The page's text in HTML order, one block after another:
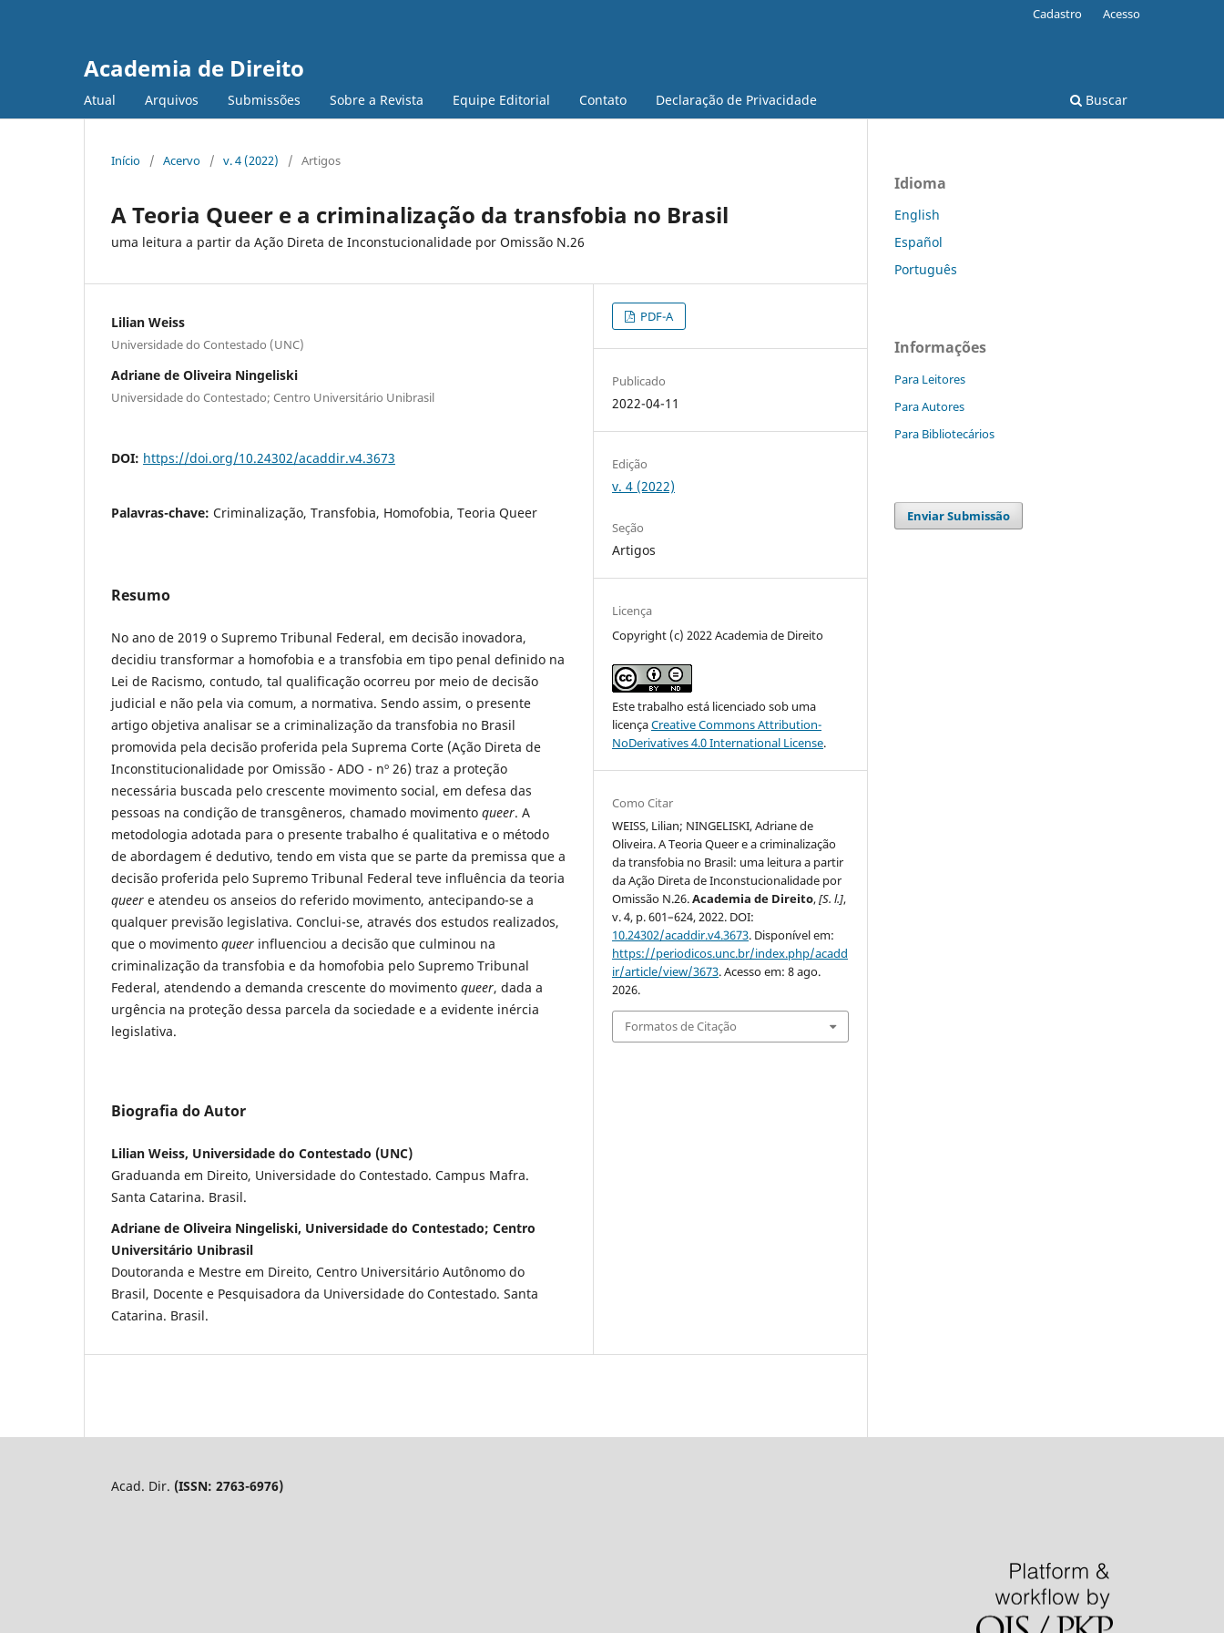
Academia de Direito
Atual Arquivos Submissões Sobre a Revista Equipe Editorial Contato Declaração de Privacidade Buscar
Cadastro Acesso
Início / Acervo / v. 4 (2022) / Artigos
A Teoria Queer e a criminalização da transfobia no Brasil
uma leitura a partir da Ação Direta de Inconstucionalidade por Omissão N.26
Lilian Weiss
Universidade do Contestado (UNC)
Adriane de Oliveira Ningeliski
Universidade do Contestado; Centro Universitário Unibrasil
DOI: https://doi.org/10.24302/acaddir.v4.3673
Palavras-chave: Criminalização, Transfobia, Homofobia, Teoria Queer
Resumo
No ano de 2019 o Supremo Tribunal Federal, em decisão inovadora,
decidiu transformar a homofobia e a transfobia em tipo penal definido na
Lei de Racismo, contudo, tal qualificação ocorreu por meio de decisão
judicial e não pela via comum, a normativa. Sendo assim, o presente
artigo objetiva analisar se a criminalização da transfobia no Brasil
promovida pela decisão proferida pela Suprema Corte (Ação Direta de
Inconstitucionalidade por Omissão - ADO - nº 26) traz a proteção
necessária buscada pelo crescente movimento social, em defesa das
pessoas na condição de transgêneros, chamado movimento queer. A
metodologia adotada para o presente trabalho é qualitativa e o método
de abordagem é dedutivo, tendo em vista que se parte da premissa que a
decisão proferida pelo Supremo Tribunal Federal teve influência da teoria
queer e atendeu os anseios do referido movimento, antecipando-se a
qualquer previsão legislativa. Conclui-se, através dos estudos realizados,
que o movimento queer influenciou a decisão que culminou na
criminalização da transfobia e da homofobia pelo Supremo Tribunal
Federal, atendendo a demanda crescente do movimento queer, dada a
urgência na proteção dessa parcela da sociedade e a evidente inércia
legislativa.
Biografia do Autor
Lilian Weiss, Universidade do Contestado (UNC)
Graduanda em Direito, Universidade do Contestado. Campus Mafra.
Santa Catarina. Brasil.
Adriane de Oliveira Ningeliski, Universidade do Contestado; Centro
Universitário Unibrasil
Doutoranda e Mestre em Direito, Centro Universitário Autônomo do
Brasil, Docente e Pesquisadora da Universidade do Contestado. Santa
Catarina. Brasil.
PDF-A
Publicado
2022-04-11
Edição
v. 4 (2022)
Seção
Artigos
Licença
Copyright (c) 2022 Academia de Direito
Este trabalho está licenciado sob uma
licençaCreative Commons Attribution-
NoDerivatives 4.0 International License.
Como Citar
WEISS, Lilian; NINGELISKI, Adriane de
Oliveira. A Teoria Queer e a criminalização
da transfobia no Brasil: uma leitura a partir
da Ação Direta de Inconstucionalidade por
Omissão N.26.Academia de Direito,[S. l.],
v. 4, p. 601–624, 2022. DOI:
10.24302/acaddir.v4.3673. Disponível em:
https://periodicos.unc.br/index.php/acadd
ir/article/view/3673. Acesso em: 8 ago.
2026.
Formatos de Citação
Idioma
English
Español
Português
Informações
Para Leitores
Para Autores
Para Bibliotecários
Enviar Submissão
Acad. Dir. (ISSN: 2763-6976)